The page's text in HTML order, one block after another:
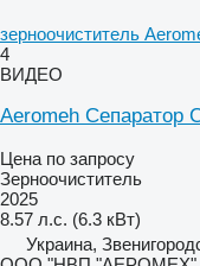
зерноочиститель
4
ВИДЕО
Aeromeh Сепаратор
Цена по запросу
Зерноочиститель
2025
8.57 л.с. (6.3 кВт)
Украина,